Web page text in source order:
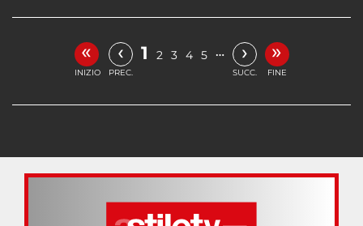
«
INIZIO
‹
PREC.
1 2 3 4 5 … ›
SUCC.
»
FINE